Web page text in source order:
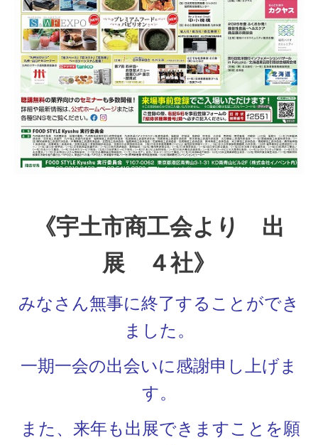
《宇土市商工会より 出
展 ４社》
みなさん無事に終了することができ
ました。
一期一会の出会いに感謝申し上げま
す。
また、来年も出展できますことを願